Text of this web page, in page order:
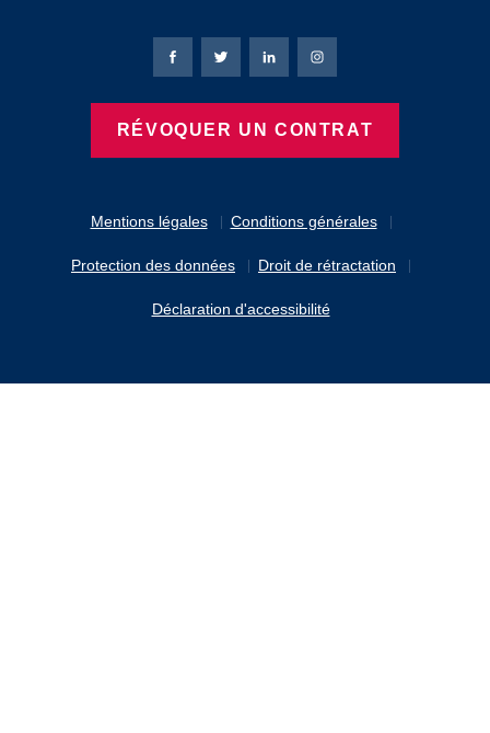
Mentions légales Conditions générales
Protection des données Droit de rétractation
Déclaration d'accessibilité
Page Facebook de Bierbaum-Proenen
Page X de Bierbaum-Proenen
Page LinkedIn de
Page Instagram de
RÉVOQUER UN CONTRAT